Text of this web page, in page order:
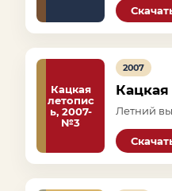
Кацкая
летопис
ь, 2007-
№3
2007
Летний